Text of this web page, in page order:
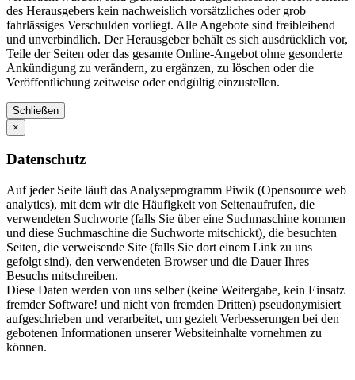
des Herausgebers kein nachweislich vorsätzliches oder grob
fahrlässiges Verschulden vorliegt. Alle Angebote sind freibleibend
und unverbindlich. Der Herausgeber behält es sich ausdrücklich vor,
Teile der Seiten oder das gesamte Online-Angebot ohne gesonderte
Ankündigung zu verändern, zu ergänzen, zu löschen oder die
Veröffentlichung zeitweise oder endgültig einzustellen.
Schließen
×
Datenschutz
Auf jeder Seite läuft das Analyseprogramm Piwik (Opensource web
analytics), mit dem wir die Häufigkeit von Seitenaufrufen, die
verwendeten Suchworte (falls Sie über eine Suchmaschine kommen
und diese Suchmaschine die Suchworte mitschickt), die besuchten
Seiten, die verweisende Site (falls Sie dort einem Link zu uns
gefolgt sind), den verwendeten Browser und die Dauer Ihres
Besuchs mitschreiben.
Diese Daten werden von uns selber (keine Weitergabe, kein Einsatz
fremder Software! und nicht von fremden Dritten) pseudonymisiert
aufgeschrieben und verarbeitet, um gezielt Verbesserungen bei den
gebotenen Informationen unserer Websiteinhalte vornehmen zu
können.